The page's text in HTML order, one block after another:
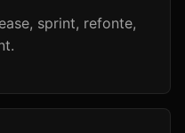
sprint, refonte,